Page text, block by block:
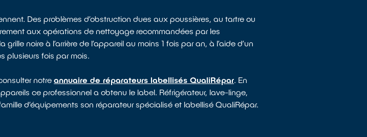
Des problèmes d’obstruction dues aux poussières, au tartre ou
aux opérations de nettoyage recommandées par les
noire à l’arrière de l’appareil au moins 1 fois par an, à l’aide d’un
plusieurs fois par mois.
notreannuaire de réparateurs labellisés QualiRépar. En
ce professionnel a obtenu le label. Réfrigérateur, lave-linge,
d’équipements son réparateur spécialisé et labellisé QualiRépar.